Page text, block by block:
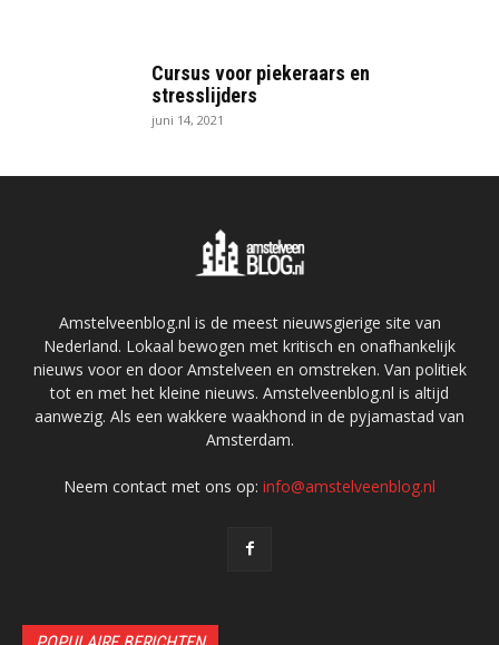
Cursus voor piekeraars en
stresslijders
juni 14, 2021
Amstelveenblog.nl is de meest nieuwsgierige site van
Nederland. Lokaal bewogen met kritisch en onafhankelijk
nieuws voor en door Amstelveen en omstreken. Van politiek
tot en met het kleine nieuws. Amstelveenblog.nl is altijd
aanwezig. Als een wakkere waakhond in de pyjamastad van
Amsterdam.
Neem contact met ons op: info@amstelveenblog.nl